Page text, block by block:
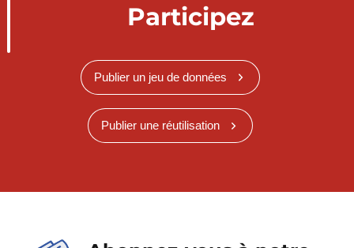
Participez
Publier un jeu de données
Publier une réutilisation